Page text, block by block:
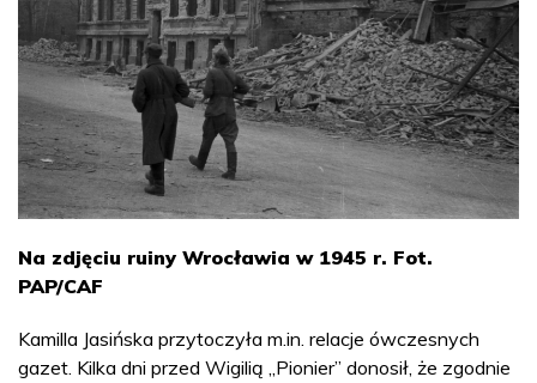
Na zdjęciu ruiny Wrocławia w 1945 r. Fot.
PAP/CAF
Kamilla Jasińska przytoczyła m.in. relacje ówczesnych
gazet. Kilka dni przed Wigilią „Pionier” donosił, że zgodnie